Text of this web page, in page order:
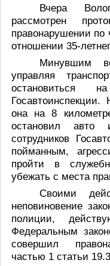
Вчера
рассмотрен
правонарушении
отношении 35-
Минувшим
управляя
остановиться
Госавтоинспекции.
она на 8
остановил авто
сотрудников
пойманным,
пройти в
убежать с места
Своими
неповиновение
полиции,
Федеральным
совершил
частью 1 статьи